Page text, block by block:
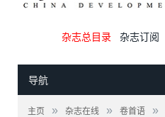
杂志总目录 杂志订阅
导航
主页 » 杂志在线 » 卷首语 »